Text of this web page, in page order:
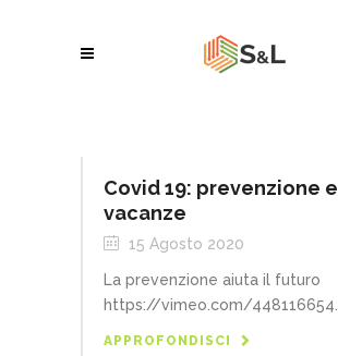
Covid 19: prevenzione e
vacanze
15 Agosto 2020
La prevenzione aiuta il futuro
https://vimeo.com/448116654...
APPROFONDISCI